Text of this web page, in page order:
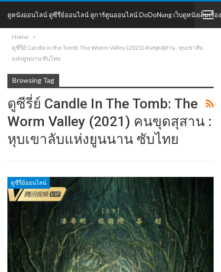
ดูหนังออนไลน์ ดูซีรี่ย์ออนไลน์ ดูการ์ตูนออนไลน์ DoDoNung เว็บดูหนังเต็มเรื่อง
DoDoNung
Home
ดูซีรี่ย์ Candle in the Tomb: The Worm Valley (2021) คนขุดสุสาน : หุบเขาลับ
แห่งยูนนาน ซับไทย
Browsing Tag
ดูซีรี่ย์ Candle In The Tomb: The
Worm Valley (2021) คนขุดสุสาน :
หุบเขาลับแห่งยูนนาน ซับไทย
ดูซีรี่ย์ออนไลน์